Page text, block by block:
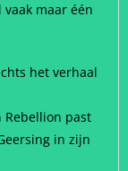
maar één
het verhaal
Rebellion past
in zijn